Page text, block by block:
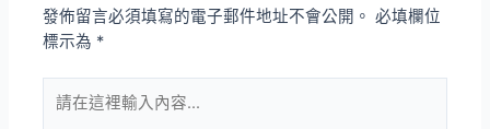
發佈留言必須填寫的電子郵件地址不會公開。 必填欄位
標示為 *
在